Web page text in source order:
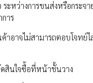
ะหว่างการขนส่งหรือกร
าร
าจไม่สามารถตอบโจทย์ไ
สินใจซื้อที่หน้าชั้นวาง